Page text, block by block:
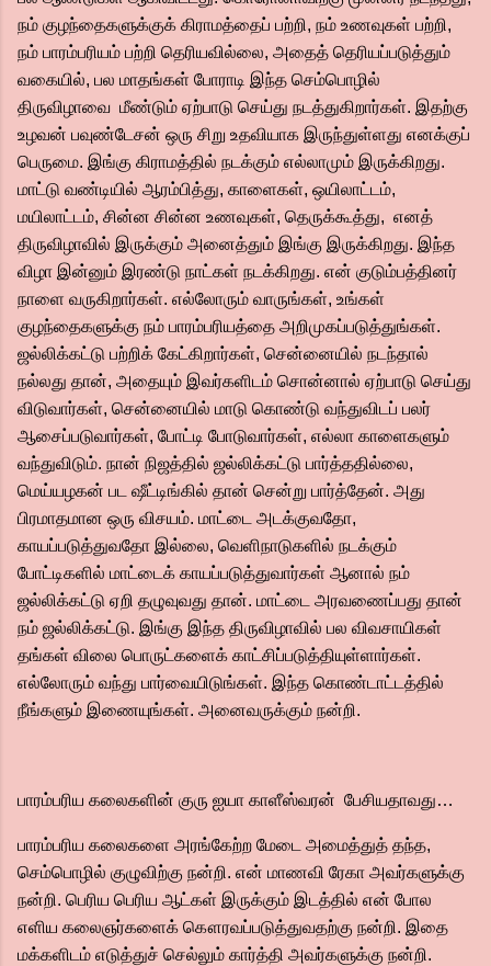
நம் குழந்தைகளுக்குக் கிராமத்தைப் பற்றி, நம் உணவுகள் பற்றி,
நம் பாரம்பரியம் பற்றி தெரியவில்லை, அதைத் தெரியப்படுத்தும்
வகையில், பல மாதங்கள் போராடி இந்த செம்பொழில்
திருவிழாவை மீண்டும் ஏற்பாடு செய்து நடத்துகிறார்கள். இதற்கு
உழவன் பவுண்டேசன் ஒரு சிறு உதவியாக இருந்துள்ளது எனக்குப்
பெருமை. இங்கு கிராமத்தில் நடக்கும் எல்லாமும் இருக்கிறது.
மாட்டு வண்டியில் ஆரம்பித்து, காளைகள், ஒயிலாட்டம்,
மயிலாட்டம், சின்ன சின்ன உணவுகள், தெருக்கூத்து, எனத்
திருவிழாவில் இருக்கும் அனைத்தும் இங்கு இருக்கிறது. இந்த
விழா இன்னும் இரண்டு நாட்கள் நடக்கிறது. என் குடும்பத்தினர்
நாளை வருகிறார்கள். எல்லோரும் வாருங்கள், உங்கள்
குழந்தைகளுக்கு நம் பாரம்பரியத்தை அறிமுகப்படுத்துங்கள்.
ஜல்லிக்கட்டு பற்றிக் கேட்கிறார்கள், சென்னையில் நடந்தால்
நல்லது தான், அதையும் இவர்களிடம் சொன்னால் ஏற்பாடு செய்து
விடுவார்கள், சென்னையில் மாடு கொண்டு வந்துவிடப் பலர்
ஆசைப்படுவார்கள், போட்டி போடுவார்கள், எல்லா காளைகளும்
வந்துவிடும். நான் நிஜத்தில் ஜல்லிக்கட்டு பார்த்ததில்லை,
மெய்யழகன் பட ஷீட்டிங்கில் தான் சென்று பார்த்தேன். அது
பிரமாதமான ஒரு விசயம். மாட்டை அடக்குவதோ,
காயப்படுத்துவதோ இல்லை, வெளிநாடுகளில் நடக்கும்
போட்டிகளில் மாட்டைக் காயப்படுத்துவார்கள் ஆனால் நம்
ஜல்லிக்கட்டு ஏறி தழுவுவது தான். மாட்டை அரவணைப்பது தான்
நம் ஜல்லிக்கட்டு. இங்கு இந்த திருவிழாவில் பல விவசாயிகள்
தங்கள் விலை பொருட்களைக் காட்சிப்படுத்தியுள்ளார்கள்.
எல்லோரும் வந்து பார்வையிடுங்கள். இந்த கொண்டாட்டத்தில்
நீங்களும் இணையுங்கள். அனைவருக்கும் நன்றி.
பாரம்பரிய கலைகளின் குரு ஐயா காளீஸ்வரன் பேசியதாவது…
பாரம்பரிய கலைகளை அரங்கேற்ற மேடை அமைத்துத் தந்த,
செம்பொழில் குழுவிற்கு நன்றி. என் மாணவி ரேகா அவர்களுக்கு
நன்றி. பெரிய பெரிய ஆட்கள் இருக்கும் இடத்தில் என் போல
எளிய கலைஞர்களைக் கௌரவப்படுத்துவதற்கு நன்றி. இதை
மக்களிடம் எடுத்துச் செல்லும் கார்த்தி அவர்களுக்கு நன்றி.